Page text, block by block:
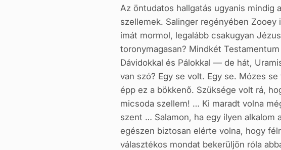
Az öntudatos hallgatás ugyanis mindig a
szellemek. Salinger regényében
imát mormol, legalább csakugyan
toronymagasan? Mindkét
Dávidokkal és Pálokkal — de hát,
van szó? Egy se volt. Egy se. Mózes
épp ez a bökkenő. Szüksége volt rá,
micsoda szellem! … Ki maradt volna
szent … Salamon, ha egy ilyen alkalom
egészen biztosan elérte volna, hogy
választékos mondat bekerüljön róla